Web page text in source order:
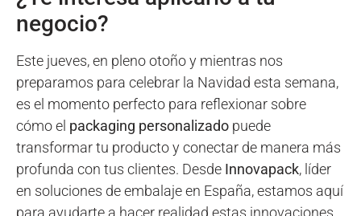
negocio?
Este jueves, en pleno otoño y mientras nos
preparamos para celebrar la Navidad esta semana,
es el momento perfecto para reflexionar sobre
cómo el packaging personalizado puede
transformar tu producto y conectar de manera más
profunda con tus clientes. Desde Innovapack, líder
en soluciones de embalaje en España, estamos aquí
para ayudarte a hacer realidad estas innovaciones.